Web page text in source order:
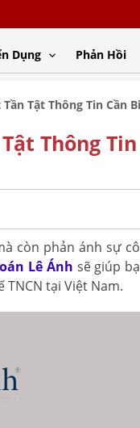
Dụng Phản Hồi
Tật Thông Tin Cần
Thông
còn phản ánh sự
Lê Ánh sẽ giúp
tại Việt Nam.